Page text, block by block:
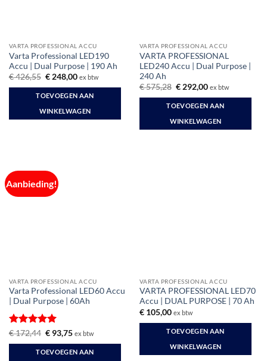
VARTA PROFESSIONAL ACCU
Varta Professional LED190
Accu | Dual Purpose | 190 Ah
€426,55 Oorspronkelijke
was:
€ 426,55.
€248,00Huidige
is:
€ 248,00.
ex btw
TOEVOEGEN AAN
WINKELWAGEN
VARTA PROFESSIONAL ACCU
VARTA PROFESSIONAL
LED240 Accu | Dual Purpose |
240 Ah
€575,28 Oorspronkelijke
was:
€ 575,28.
€292,00Huidige
is:
€ 292,00.
ex btw
TOEVOEGEN AAN
WINKELWAGEN
Aanbieding!
VARTA PROFESSIONAL ACCU
Varta Professional LED60 Accu
| Dual Purpose | 60Ah
Gewaardeerd
5uit 5
€172,44 Oorspronkelijke
was:
€ 172,44.
€93,75Huidige
is:
€ 93,75.
ex btw
TOEVOEGEN AAN
VARTA PROFESSIONAL ACCU
VARTA PROFESSIONAL LED70
Accu | DUAL PURPOSE | 70 Ah
€105,00 ex btw
TOEVOEGEN AAN
WINKELWAGEN